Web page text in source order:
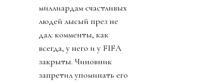
миллиардам счастливых
людей лысый през не
дал: комменты, как
всегда, у него и у FIFA
закрыты. Чиновник
запретил упоминать его